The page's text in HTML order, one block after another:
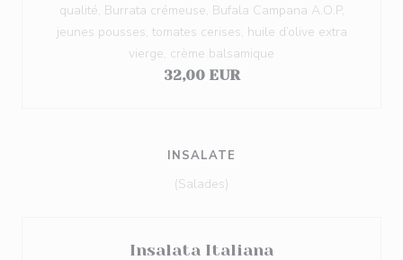
qualité, Burrata crémeuse, Bufala Campana A.O.P,
jeunes pousses, tomates cerises, huile d’olive extra
vierge, crème balsamique
32,00 EUR
INSALATE
(Salades)
Insalata Italiana